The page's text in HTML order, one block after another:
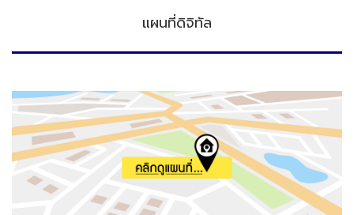
แผนที่ดิจิทัล